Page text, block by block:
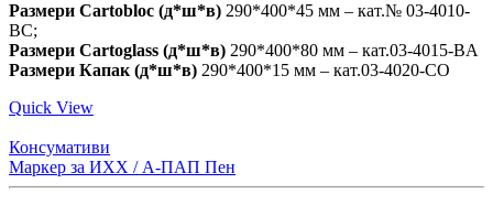
Размери Cartobloc (д*ш*в) 290*400*45 мм – кат.№ 03-4010-
BC;
Размери Cartoglass (д*ш*в) 290*400*80 мм – кат.03-4015-BA
Размери Капак (д*ш*в) 290*400*15 мм – кат.03-4020-CO
Quick View
Консумативи
Маркер за ИХХ / А-ПАП Пен